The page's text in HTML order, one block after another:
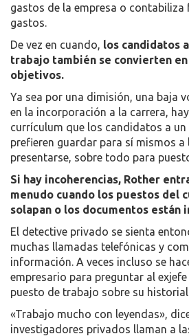
gastos de la empresa o contabiliza
gastos.
De vez en cuando, los candidatos
trabajo también se convierten en
objetivos.
Ya sea por una dimisión, una baja
en la incorporación a la carrera,
currículum que los candidatos a
prefieren guardar para sí mismos a
presentarse, sobre todo para
Si hay incoherencias, Rother
menudo cuando los puestos del
solapan o los documentos están
El detective privado se sienta
muchas llamadas telefónicas y
información. A veces incluso se
empresario para preguntar al
puesto de trabajo sobre su
«Trabajo mucho con leyendas»,
investigadores privados llaman a